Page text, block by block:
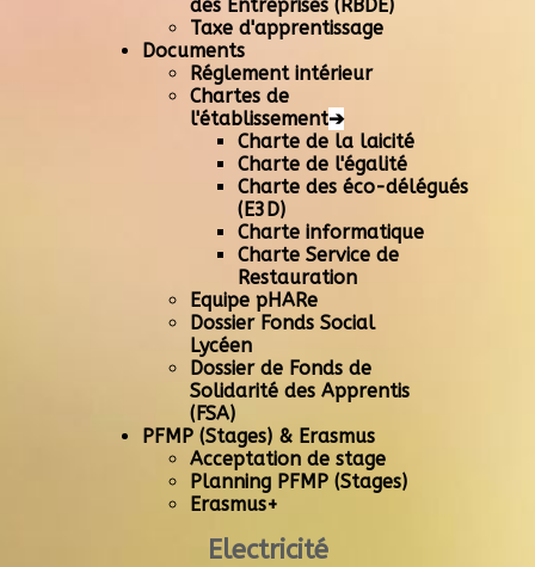
des Entreprises (RBDE)
Taxe d'apprentissage
Documents
Réglement intérieur
Chartes de
l'établissement➔
Charte de la laicité
Charte de l'égalité
Charte des éco-délégués
(E3D)
Charte informatique
Charte Service de
Restauration
Equipe pHARe
Dossier Fonds Social
Lycéen
Dossier de Fonds de
Solidarité des Apprentis
(FSA)
PFMP (Stages) & Erasmus
Acceptation de stage
Planning PFMP (Stages)
Erasmus+
Electricité